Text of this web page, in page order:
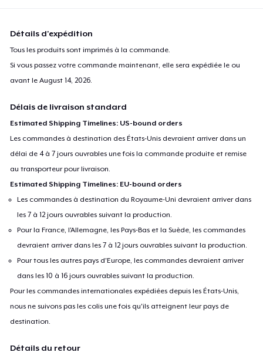
Détails d'expédition
Tous les produits sont imprimés à la commande.
Si vous passez votre commande maintenant, elle sera expédiée le ou
avant leAugust 14, 2026
Délais de livraison standard
Estimated Shipping Timelines: US-bound orders
Les commandes à destination des États-Unis devraient arriver dans un
délai de 4 à 7 jours ouvrables une fois la commande produite et remise
au transporteur pour livraison.
Estimated Shipping Timelines: EU-bound orders
Les commandes à destination du Royaume-Uni devraient arriver dans
les 7 à 12 jours ouvrables suivant la production.
Pour la France, l'Allemagne, les Pays-Bas et la Suède, les commandes
devraient arriver dans les 7 à 12 jours ouvrables suivant la production.
Pour tous les autres pays d'Europe, les commandes devraient arriver
dans les 10 à 16 jours ouvrables suivant la production.
Pour les commandes internationales expédiées depuis les États-Unis,
nous ne suivons pas les colis une fois qu'ils atteignent leur pays de
destination.
Détails du retour